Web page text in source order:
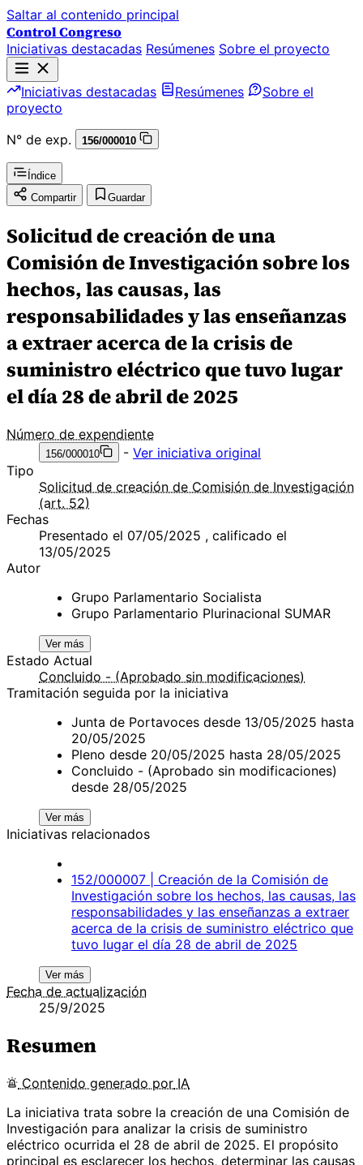
Saltar al contenido principal
Control Congreso
Iniciativas destacadas Resúmenes Sobre el proyecto
Iniciativas destacadas Resúmenes
Sobre el
proyecto
N° de exp.
156/000010
Índice
Compartir
Guardar
Solicitud de creación de una
Comisión de Investigación sobre los
hechos, las causas, las
responsabilidades y las enseñanzas
a extraer acerca de la crisis de
suministro eléctrico que tuvo lugar
el día 28 de abril de 2025
Número de expendiente
156/000010 - Ver iniciativa original
Tipo
Solicitud de creación de Comisión de Investigación
(art. 52)
Fechas
Presentado el 07/05/2025 , calificado el
13/05/2025
Autor
Grupo Parlamentario Socialista
Grupo Parlamentario Plurinacional SUMAR
Ver más
Estado Actual
Concluido - (Aprobado sin modificaciones)
Tramitación seguida por la iniciativa
Junta de Portavoces desde 13/05/2025 hasta
20/05/2025
Pleno desde 20/05/2025 hasta 28/05/2025
Concluido - (Aprobado sin modificaciones)
desde 28/05/2025
Ver más
Iniciativas relacionados
152/000007 | Creación de la Comisión de
Investigación sobre los hechos, las causas, las
responsabilidades y las enseñanzas a extraer
acerca de la crisis de suministro eléctrico que
tuvo lugar el día 28 de abril de 2025
Ver más
Fecha de actualización
25/9/2025
Resumen
Contenido generado por IA
La iniciativa trata sobre la creación de una Comisión de
Investigación para analizar la crisis de suministro
eléctrico ocurrida el 28 de abril de 2025. El propósito
principal es esclarecer los hechos, determinar las causas